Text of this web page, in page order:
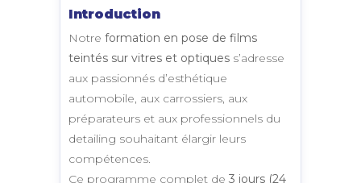
Introduction
Notre formation en pose de films
teintés sur vitres et optiques s’adresse
aux passionnés d’esthétique
automobile, aux carrossiers, aux
préparateurs et aux professionnels du
detailing souhaitant élargir leurs
compétences.
Ce programme complet de 3 jours (24